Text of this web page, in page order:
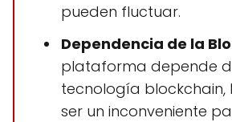
pueden fluctuar.
Dependencia de la
plataforma depende
tecnología blockchain,
ser un inconveniente